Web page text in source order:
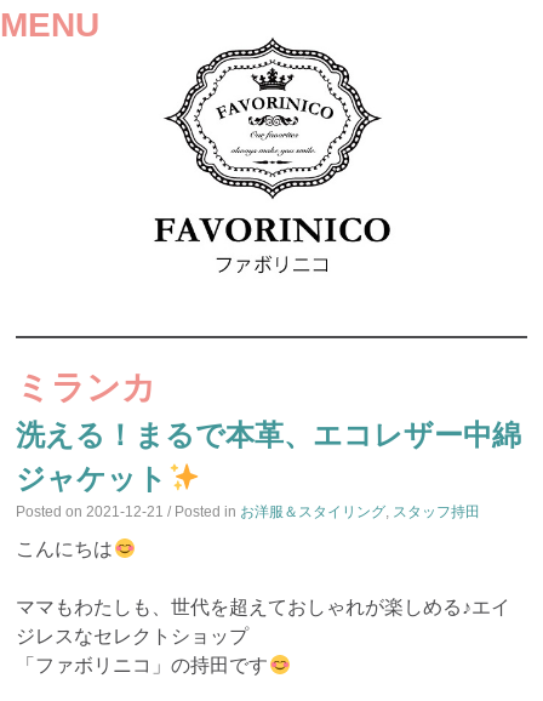
MENU
TO
CONTENT
ミランカ
洗える！まるで本革、エコレザー中綿
ジャケット
Posted on2021-12-21 / Posted in お洋服＆スタイリング, スタッフ持田
こんにちは
ママもわたしも、世代を超えておしゃれが楽しめる♪エイ
ジレスなセレクトショップ
「ファボリニコ」の持田です